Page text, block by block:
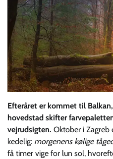
Efteråret er kommet til
hovedstad skifter
vejrudsigten. Oktober i Zagreb
kedelig: morgenens kølige
få timer vige for lun sol,